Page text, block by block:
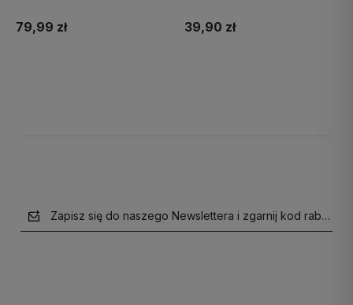
79,99 zł 39,90 zł
Zapisz się do naszego Newslettera i zgarnij kod